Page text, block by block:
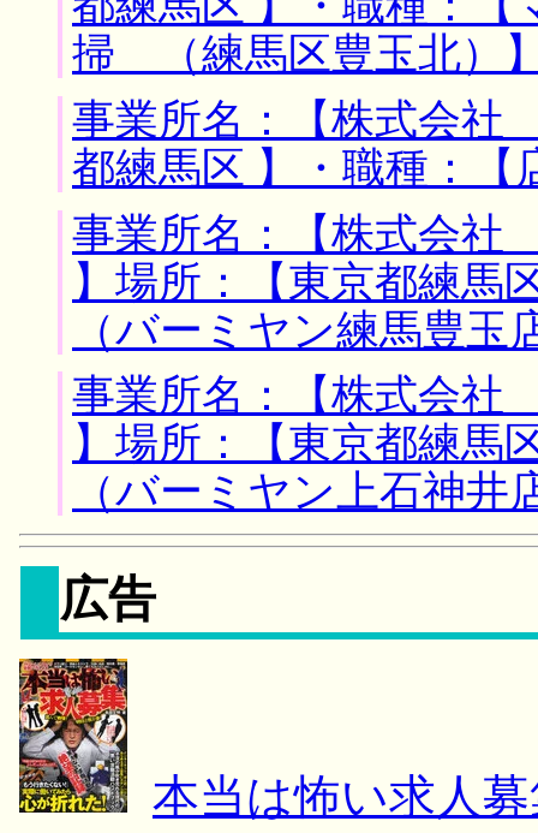
掃 （練馬区豊玉北）
事業所名：【株式会社
都練馬区 】・職種：【
事業所名：【株式会
】場所：【東京都練馬
（バーミヤン練馬豊玉
事業所名：【株式会
】場所：【東京都練馬
（バーミヤン上石神井
広告
本当は怖い求人